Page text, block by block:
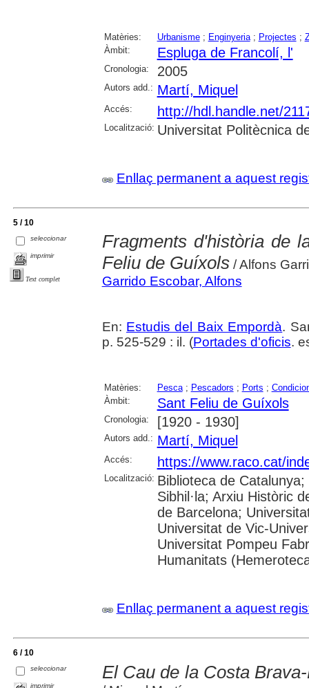
Matèries: Urbanisme; Enginyeria; Projectes ;
Àmbit:
Espluga de Francolí, l'
Cronologia: 2005
Autors add.: Martí, Miquel
Accés: http://hdl.handle.net/
Localització: Universitat Politècnica
Enllaç permanent a aquest
5 / 10
seleccionar
imprimir
Text complet
Fragments d'història de
Feliu de Guíxols/ Alfons
Garrido Escobar, Alfons
En: Estudis del Baix Empordà.
p. 525-529 : il. (Portades d'oficis.
Matèries: Pesca; Pescadors ; Ports ;
Àmbit:
Sant Feliu de Guíxols
Cronologia: [1920 - 1930]
Autors add.: Martí, Miquel
Accés: https://www.raco.cat/
Localització: Biblioteca de
Sibhil·la; Arxiu Històric
de Barcelona;
Universitat de Vic-
Universitat Pompeu
Humanitats
Enllaç permanent a aquest
6 / 10
seleccionar
imprimir
El Cau de la Costa